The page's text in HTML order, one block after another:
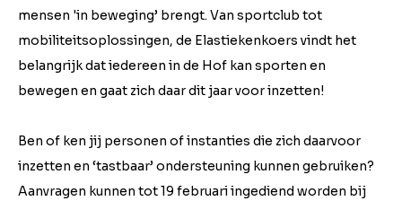
mensen 'in beweging’ brengt. Van sportclub tot
mobiliteitsoplossingen, de Elastiekenkoers vindt het
belangrijk dat iedereen in de Hof kan sporten en
bewegen en gaat zich daar dit jaar voor inzetten!
Ben of ken jij personen of instanties die zich daarvoor
inzetten en ‘tastbaar’ ondersteuning kunnen gebruiken?
Aanvragen kunnen tot 19 februari ingediend worden bij